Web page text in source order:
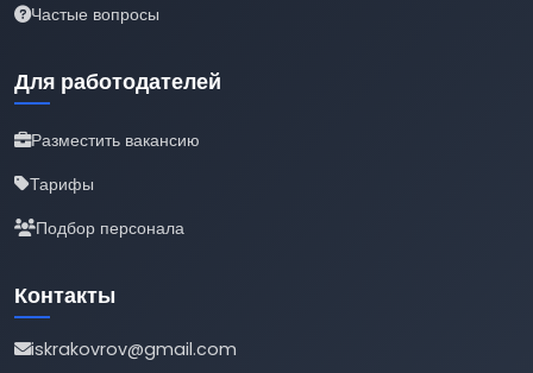
Частые вопросы
Для работодателей
Разместить вакансию
Тарифы
Подбор персонала
Контакты
iskrakovrov@gmail.com